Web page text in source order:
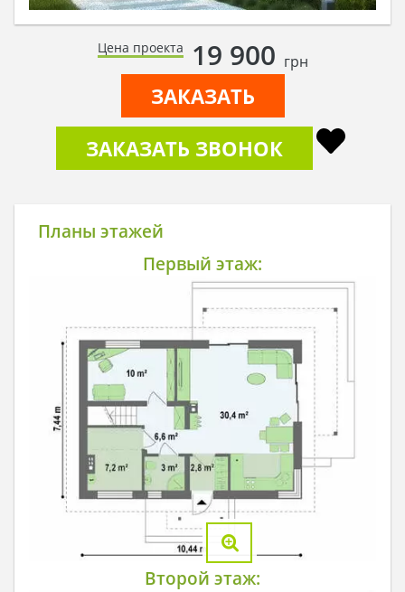
Цена проекта 19 900 грн
ЗАКАЗАТЬ
ЗАКАЗАТЬ ЗВОНОК
Планы этажей
Первый этаж:
Второй этаж: